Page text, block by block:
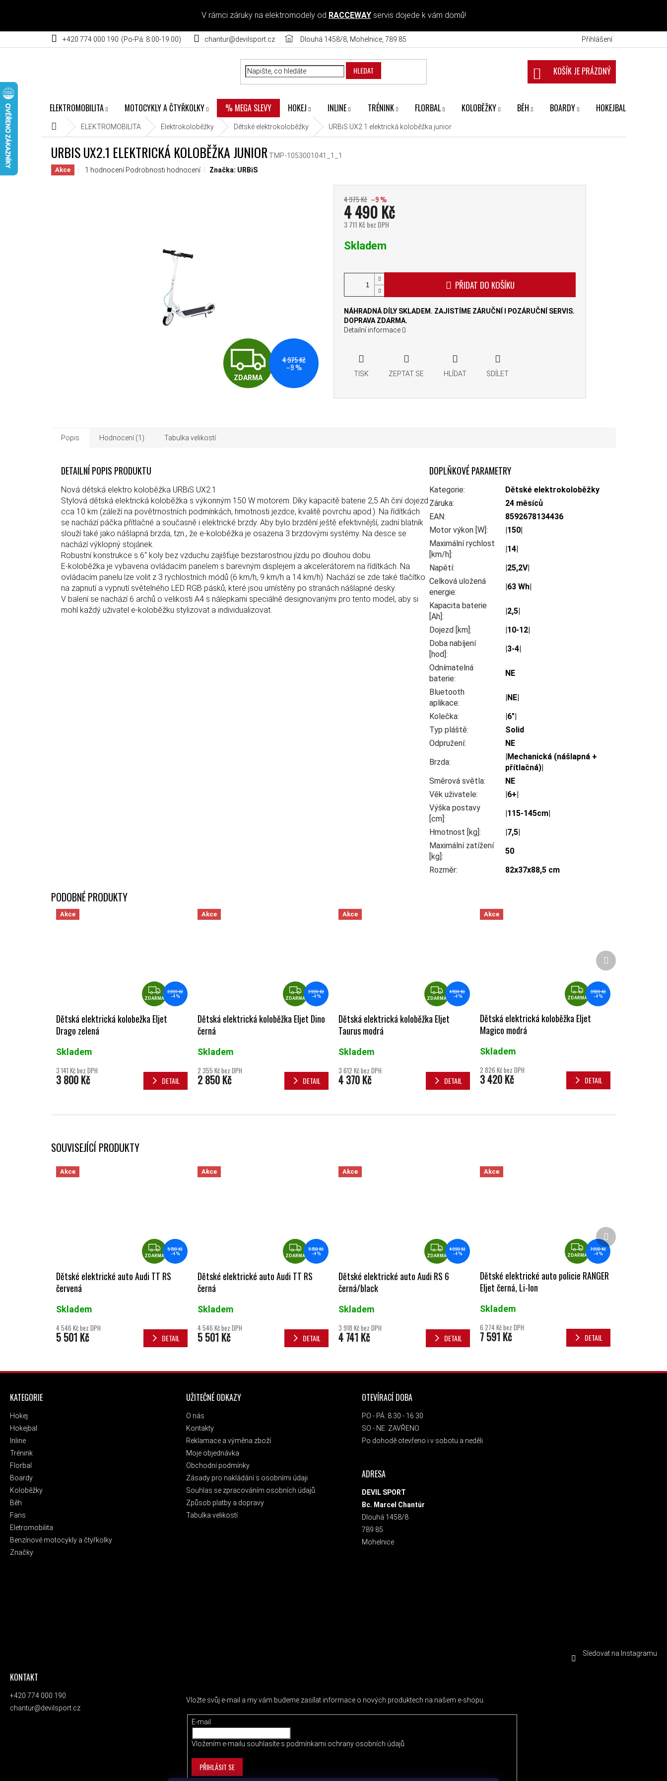
V rámci záruky na elektromodely od RACCEWAYservis dojede k vám domů!
+420 774 000 190 chantur@devilsport.cz Dlouhá 1458/8, Mohelnice, 789 85 Přihlášení
HLEDAT NÁKUPNÍ KOŠÍK
ELEKTROMOBILITA MOTOCYKLY A ČTYŘKOLKY % MEGA SLEVY HOKEJ INLINE TRÉNINK FLORBAL KOLOBĚŽKY BĚH BOARDY HOKEJBAL
Domů ELEKTROMOBILITA Elektrokoloběžky Dětské elektrokoloběžky URBiS UX2.1 elektrická koloběžka junior
URBIS UX2.1 ELEKTRICKÁ KOLOBĚŽKA JUNIOR TMP-1053001041_1_1
Akce Průměrné hodnocení produktu je 5,0 z 5 hvězdiček.
1 hodnocení Podrobnosti hodnocení Značka: URBiS
ZDARMA
ZDARMA
4 975 Kč
–9 %
4 975 Kč –9 %
4 490 Kč
3 711 Kč bez DPH
Skladem
PŘIDAT DO KOŠÍKU
NÁHRADNÁ DÍLY SKLADEM. ZAJISTÍME ZÁRUČNÍ I POZÁRUČNÍ SERVIS.
DOPRAVA ZDARMA.
Detailní informace
TISK ZEPTAT SE HLÍDAT SDÍLET
SOUVISEJÍCÍ PRODUKTY
Akce
ZDARMA
ZDARMA
5 790 Kč
–4 %
Dětské elektrické auto Audi TT RS
červená
Skladem
4 546 Kč bez DPH
5 501 Kč DETAIL
Akce
ZDARMA
ZDARMA
5 790 Kč
–4 %
Dětské elektrické auto Audi TT RS
černá
Skladem
4 546 Kč bez DPH
5 501 Kč DETAIL
Akce
ZDARMA
ZDARMA
4 990 Kč
–4 %
Dětské elektrické auto Audi RS 6
černá/black
Skladem
3 918 Kč bez DPH
4 741 Kč DETAIL
Akce
ZDARMA
ZDARMA
7 990 Kč
–4 %
Dětské elektrické auto policie RANGER
Eljet černá, Li-Ion
Skladem
6 274 Kč bez DPH
7 591 Kč DETAIL
Další produkt
Popis Hodnocení (1) Tabulka velikostí
DETAILNÍ POPIS PRODUKTU
Nová dětská elektro koloběžka URBiS UX2.1
Stylová dětská elektrická koloběžka s výkonným 150 W motorem. Díky kapacitě baterie 2,5 Ah činí dojezd
cca 10 km (záleží na povětrnostních podmínkách, hmotnosti jezdce, kvalitě povrchu apod.). Na řídítkách
se nachází páčka přítlačné a současně i elektrické brzdy. Aby bylo brzdění ještě efektivnější, zadní blatník
slouží také jako nášlapná brzda, tzn., že e-koloběžka je osazena 3 brzdovými systémy. Na desce se
nachází výklopný stojánek.
Robustní konstrukce s 6“ koly bez vzduchu zajišťuje bezstarostnou jízdu po dlouhou dobu.
E-koloběžka je vybavena ovládacím panelem s barevným displejem a akcelerátorem na řídítkách. Na
ovládacím panelu lze volit z 3 rychlostních módů (6 km/h, 9 km/h a 14 km/h). Nachází se zde také tlačítko
na zapnutí a vypnutí světelného LED RGB pásků, které jsou umístěny po stranách nášlapné desky.
V balení se nachází 6 archů o velikosti A4 s nálepkami speciálně designovanými pro tento model, aby si
mohl každý uživatel e-koloběžku stylizovat a individualizovat.
DOPLŇKOVÉ PARAMETRY
Kategorie:
Dětské elektrokoloběžky
Záruka:
24 měsíců
EAN:
8592678134436
Motor výkon [W]:
|150|
Maximální rychlost
[km/h]:
|14|
Napětí:
|25,2V|
Celková uložená
energie:
|63 Wh|
Kapacita baterie
[Ah]:
|2,5|
Dojezd [km]:
|10-12|
Doba nabíjení
[hod]:
|3-4|
Odnímatelná
baterie:
NE
Bluetooth
aplikace:
|NE|
Kolečka:
|6"|
Typ pláště:
Solid
Odpružení:
NE
Brzda:
|Mechanická (nášlapná +
přítlačná)|
Směrová světla:
NE
Věk uživatele:
|6+|
Výška postavy
[cm]:
|115-145cm|
Hmotnost [kg]:
|7,5|
Maximální zatížení
[kg]:
50
Rozměr: 82x37x88,5 cm
Akce
ZDARMA
ZDARMA
3 999 Kč
–4 %
Dětská elektrická kolobežka Eljet
Drago zelená
Skladem
3 141 Kč bez DPH
3 800 Kč DETAIL
Akce
ZDARMA
ZDARMA
2 999 Kč
–4 %
Dětská elektrická koloběžka Eljet Dino
černá
Skladem
2 355 Kč bez DPH
2 850 Kč DETAIL
Akce
ZDARMA
ZDARMA
4 599 Kč
–4 %
Dětská elektrická koloběžka Eljet
Taurus modrá
Skladem
3 612 Kč bez DPH
4 370 Kč DETAIL
Akce
ZDARMA
ZDARMA
3 599 Kč
–4 %
Dětská elektrická koloběžka Eljet
Magico modrá
Skladem
2 826 Kč bez DPH
3 420 Kč DETAIL
Další produkt
ZÁPATÍ
KATEGORIE
Hokej
Hokejbal
Inline
Trénink
Florbal
Boardy
Koloběžky
Běh
Fans
Eletromobilita
Benzínové motocykly a čtyřkolky
Značky
UŽITEČNÉ ODKAZY
O nás
Kontakty
Reklamace a výměna zboží
Moje objednávka
Obchodní podmínky
Zásady pro nakládání s osobními údaji
Souhlas se zpracováním osobních údajů
Způsob platby a dopravy
Tabulka velikostí
OTEVÍRACÍ DOBA
PO - PÁ: 8:30 - 16:30
SO - NE: ZAVŘENO
Po dohodě otevřeno i v sobotu a neděli.
ADRESA
DEVIL SPORT
Bc. Marcel Chantúr
Dlouhá 1458/8
789 85
Mohelnice
Sledovat na Instagramu
KONTAKT
+420 774 000 190
chantur@devilsport.cz
Vložte svůj e-mail a my vám budeme zasílat informace o nových produktech na našem e-shopu.
E-mail
Vložením e-mailu souhlasíte s podmínkami ochrany osobních údajů
PŘIHLÁSIT SE